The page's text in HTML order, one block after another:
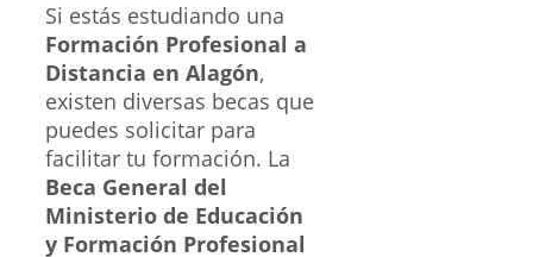
Si estás estudiando una
Formación Profesional a
Distancia en Alagón,
existen diversas becas que
puedes solicitar para
facilitar tu formación. La
Beca General del
Ministerio de Educación
y Formación Profesional